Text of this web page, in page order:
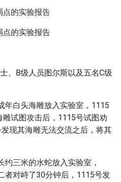
点的实验报告
点的实验报告
、B级人员图尔斯以及五名C级
年白头海雕放入实验室，1115
试图攻击后，1115号试图劝
现其海雕无法交流之后，将其
三米的水蛇放入实验室，
者对峙了30分钟后，1115号发